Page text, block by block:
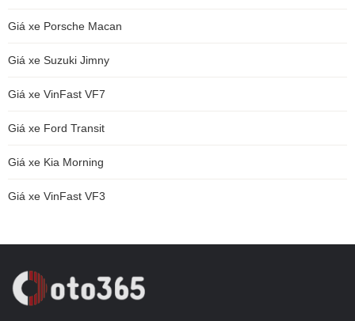
Giá xe Porsche Macan
Giá xe Suzuki Jimny
Giá xe VinFast VF7
Giá xe Ford Transit
Giá xe Kia Morning
Giá xe VinFast VF3